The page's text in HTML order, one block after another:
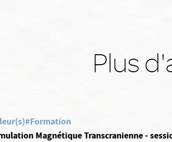
Plus
#Formation
Magnétique Transcranienne -